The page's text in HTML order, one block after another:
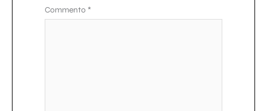
Commento *